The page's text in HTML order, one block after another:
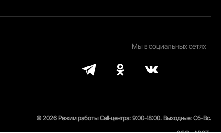
Мы в социальных сетях
© 2026 Режим работы Call-центра: 9:00-18:00. Выходные: Сб-Вс.